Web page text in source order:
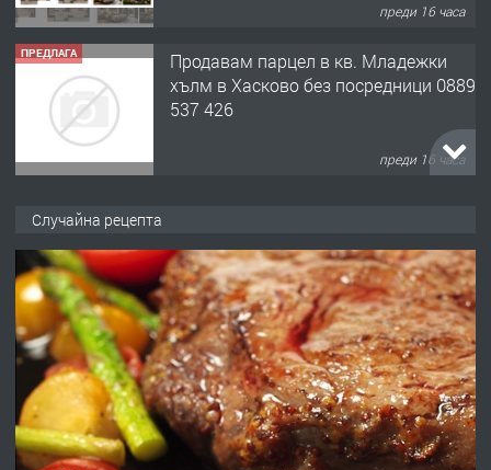
преди 16 часа
ПРЕДЛАГА
Продавам парцел в кв. Младежки
хълм в Хасково без посредници 0889
537 426
преди 16 часа
преди 16 часа
ПРЕДЛАГА Под НАЕМ двустаен Орфей
преди 3 дни
Случайна рецепта